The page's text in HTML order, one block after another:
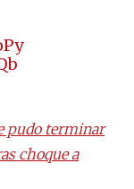
pudo terminar
choque a